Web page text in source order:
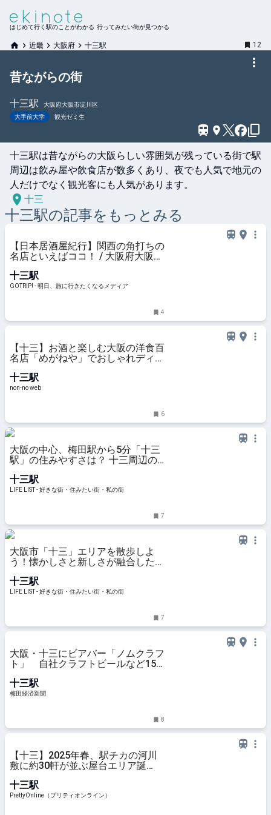
はじめて行く駅のことがわかる 行ってみたい街が見つかる
近畿 大阪府 十三駅 12
昔ながらの街
十三駅
大阪府大阪市淀川区
大手前大学
観光ゼミ生
十三駅は昔ながらの大阪らしい雰囲気が残っている街で駅
周辺は飲み屋や飲食店が数多くあり、夜でも人気で地元の
人だけでなく観光客にも人気があります。
十三
十三駅の記事をもっとみる
【日本居酒屋紀行】関西の角打ちの
名店といえばココ！ / 大阪府大阪市
GOTRIP!
十三駅
GOTRIP! - 明日、旅に行きたくなるメディア
4
【十三】お酒と楽しむ大阪の洋食百
名店「めがねや」でおしゃれディナ
ズ | non-no web
十三駅
non-no web
6
大阪の中心、梅田駅から5分「十三
駅」の住みやすさは？ 十三周辺の
LIFE LIST - 好きな街・住みたい
街・私の街
十三駅
LIFE LIST - 好きな街・住みたい街・私の街
7
大阪市「十三」エリアを散歩しよ
う！懐かしさと新しさが融合したお
8選 - LIFE LIST - 好きな街・住みた
い街・私の街
十三駅
LIFE LIST - 好きな街・住みたい街・私の街
7
大阪・十三にビアバー「ノムクラフ
ト」 自社クラフトビールなど15
十三駅
梅田経済新聞
8
【十三】2025年春、駅チカの河川
敷に約30軒が並ぶ屋台エリア誕
十三駅
PrettyOnline（プリティオンライン）